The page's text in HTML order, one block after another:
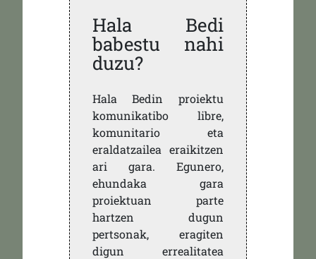
Hala Bedi
babestu nahi
duzu?
Hala Bedin proiektu
komunikatibo libre,
komunitario eta
eraldatzailea eraikitzen
ari gara. Egunero,
ehundaka gara
proiektuan parte
hartzen dugun
pertsonak, eragiten
digun errealitatea